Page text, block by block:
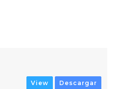
View Descargar